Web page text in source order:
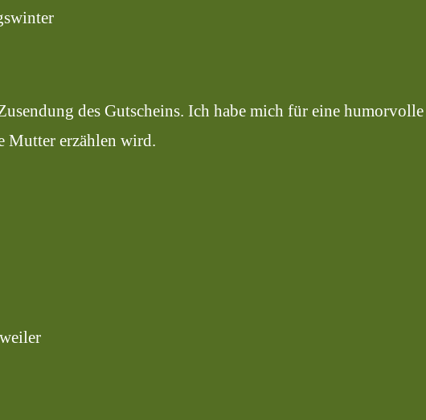
des Gutscheins. Ich habe mich für eine
Mutter erzählen wird.